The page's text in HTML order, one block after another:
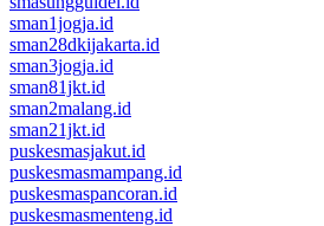
sman1jogja.id
sman28dkijakarta.id
sman3jogja.id
sman81jkt.id
sman2malang.id
sman21jkt.id
puskesmasjakut.id
puskesmasmampang.id
puskesmaspancoran.id
puskesmasmenteng.id